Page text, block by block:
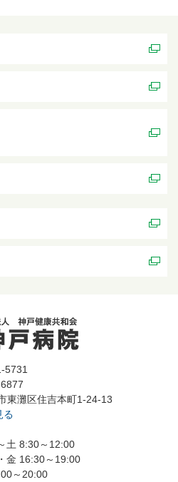
5731
灘区住吉本町1-24-13
る
土 8:30～12:00
～19:00
～20:00